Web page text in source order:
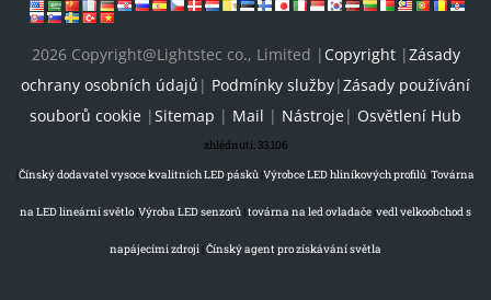
2026 Copyright@Lightstec co., Limited | Copyright|Zásady
ochrany osobních údajů | Podmínky služby|Zásady používání
souborů cookie |Sitemap | Mail | Nástroje| Osvětlení Hub
zhlédnutí:33,106
|Čínský dodavatel vysoce kvalitních LED pásků |Výrobce LED hliníkových profilů |Továrna
na LED lineární světlo |Výroba LED senzorů |továrna na led ovladače |vedl velkoobchod s
napájecími zdroji |Čínský agent pro získávání světla